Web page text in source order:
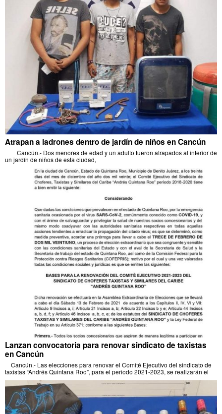
Atrapan a ladrones dentro de jardín de niños en Cancún
Cancún.- Dos menores de edad y un adulto fueron atrapados al interior de
un jardín de niños de esta ciudad,
Lanzan convocatoria para renovar sindicato de taxistas
en Cancún
Cancún.- Las elecciones para renovar el Comité Ejecutivo del sindicato de
taxistas “Andrés Quintana Roo”, para el periodo 2021-2023, se realizarán el